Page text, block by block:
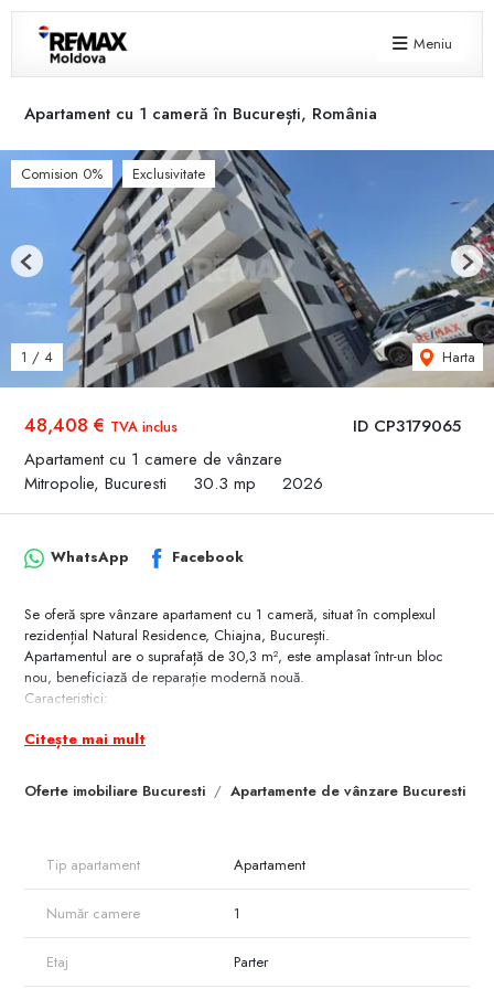
Meniu
Apartament cu 1 cameră în București, România
ID CP3179065
48,408 € TVA inclus
Apartament cu 1 camere de vânzare
Mitropolie, Bucuresti
30.3 mp 2026
Comision 0% Exclusivitate
1 / 4 Harta
Previous Next
Oferte imobiliare Bucuresti Apartamente de vânzare Bucuresti
WhatsApp Facebook
Se oferă spre vânzare apartament cu 1 cameră, situat în complexul
rezidențial Natural Residence, Chiajna, București.
Apartamentul are o suprafață de 30,3 m², este amplasat într-un bloc
nou, beneficiază de reparație modernă nouă.
Caracteristici:
Bloc nou;
Compartimentare eficientă;
Complex rezidențial modern;
• Acces rapid către Sectorul 6 din Bucuresti.
• Aproape de Bd. Iuliu Maniu și Centura București.
• Legătură facilă către A1 București – Pitești.
Citește mai mult
Tip apartament Apartament
Număr camere 1
Etaj Parter